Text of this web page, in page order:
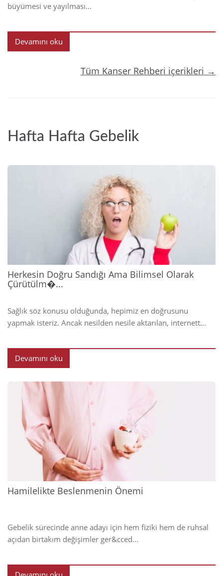
büyümesi ve yayılması...
Devamını oku
Tüm Kanser Rehberi içerikleri →
Hafta Hafta Gebelik
Herkesin Doğru Sandığı Ama Bilimsel Olarak
Çürütülm�...
Sağlık söz konusu olduğunda, hepimiz en doğrusunu
yapmak isteriz. Ancak nesilden nesile aktarılan, internett...
Devamını oku
Hamilelikte Beslenmenin Önemi
Gebelik sürecinde anne adayı için hem fiziki hem de ruhsal
açıdan birtakım değişimler ger&cced...